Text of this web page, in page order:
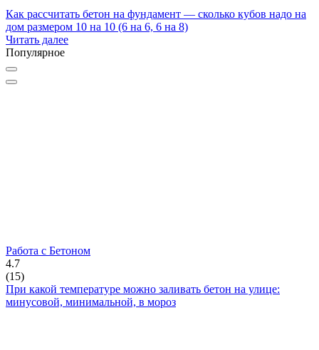
Как рассчитать бетон на фундамент — сколько кубов надо на
дом размером 10 на 10 (6 на 6, 6 на 8)
Читать далее
Популярное
Работа с Бетоном
4.7
(15)
При какой температуре можно заливать бетон на улице:
минусовой, минимальной, в мороз